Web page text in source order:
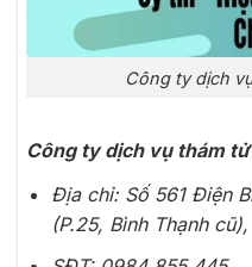
Công ty dịch
Công ty dịch vụ thám
Địa chỉ: Số 561 Điện
(P.25, Bình Thạnh